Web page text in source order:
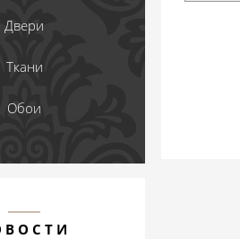
Двери
Ткани
Обои